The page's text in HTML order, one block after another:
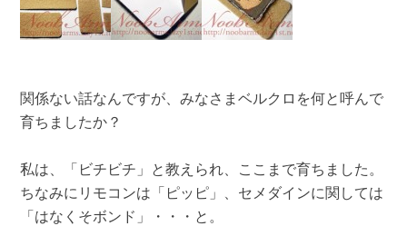
関係ない話なんですが、みなさまベルクロを何と呼んで
育ちましたか？
私は、「ビチビチ」と教えられ、ここまで育ちました。
ちなみにリモコンは「ピッピ」、セメダインに関しては
「はなくそボンド」・・・と。